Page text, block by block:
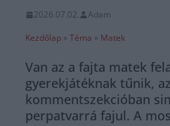
2026.07.02.
Adam
Kezdőlap » Téma » Matek
Van az a fajta matek
gyerekjátéknak tűnik,
kommentszekcióban
perpatvarrá fajul. A